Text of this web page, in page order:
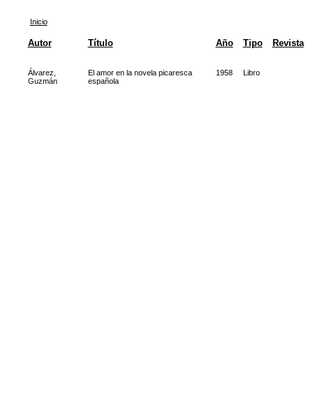
Inicio
Autor Título Año Tipo Revista
Álvarez,
Guzmán
El amor en la novela picaresca
española
1958 Libro